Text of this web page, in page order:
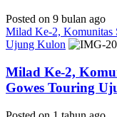
Posted on 9 bulan ago
Milad Ke-2, Komunitas
Ujung Kulon
Milad Ke-2,
Gowes Touring